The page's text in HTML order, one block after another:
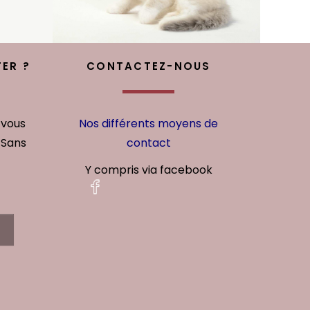
? CONTACTEZ-NOUS
Nos différents moyens de
contact
Y compris via facebook